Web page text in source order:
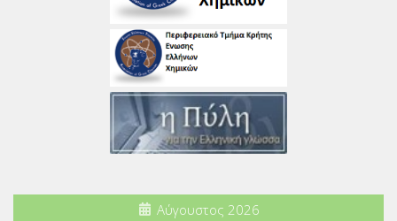
Αύγουστος 2026